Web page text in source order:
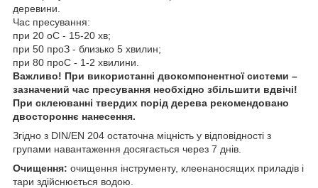
деревини.
Час пресування:
при 20 оС - 15-20 хв;
при 50 проЗ - близько 5 хвилин;
при 80 проС - 1-2 хвилини.
Важливо! При використанні двокомпонентної системи –
зазначений час пресування необхідно збільшити вдвічі!
При склеюванні твердих порід дерева рекомендовано
двостороннє нанесення.
Згідно з DIN/EN 204 остаточна міцність у відповідності з
групами навантаження досягається через 7 днів.
Очищення: очищення інструменту, клеенаносящих приладів і
тари здійснюється водою.